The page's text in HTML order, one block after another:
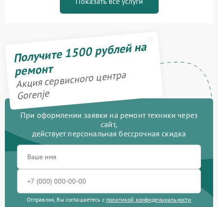
Получите 1500 рублей на
ремонт
Акция сервисного центра
Gorenje
При оформлении заявки на ремонт техники через
сайт,
действует персональная бессрочная скидка
Отправляя, Вы соглашаетесь с политикой конфиденциальности